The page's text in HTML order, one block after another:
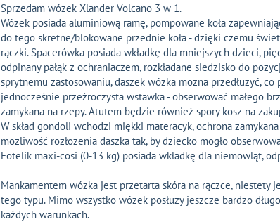
Sprzedam wózek Xlander Volcano 3 w 1.
Wózek posiada aluminiową ramę, pompowane koła
do tego skretne/blokowane przednie koła - dzięki czemu
rączki. Spacerówka posiada wkładkę dla mniejszych dzieci,
odpinany pałąk z ochraniaczem, rozkładane siedzisko do
sprytnemu zastosowaniu, daszek wózka można przedłużyć,
jednocześnie przeźroczysta wstawka - obserwować małego
zamykana na rzepy. Atutem będzie również spory kosz na
W skład gondoli wchodzi miękki materacyk, ochrona
możliwość rozłożenia daszka tak, by dziecko mogło
Fotelik maxi-cosi (0-13 kg) posiada wkładkę dla niemowląt,
Mankamentem wózka jest przetarta skóra na rączce, niestety
tego typu. Mimo wszystko wózek posłuży jeszcze bardzo
każdych warunkach.